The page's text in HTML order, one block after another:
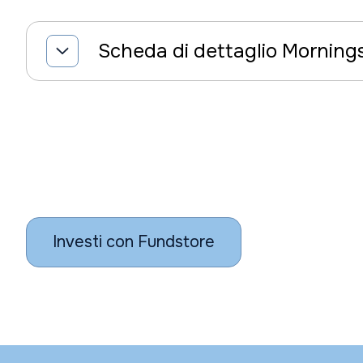
Scheda di dettaglio
Investi con Fundstore